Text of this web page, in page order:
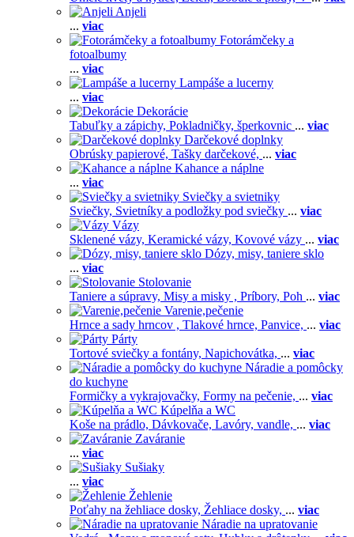
Anjeli
... viac
Fotorámčeky a
fotoalbumy
... viac
Lampáše a lucerny
... viac
Dekorácie
Tabuľky a zápichy, Pokladničky, šperkovnic ... viac
Darčekové doplnky
Obrúsky papierové, Tašky darčekové, ... viac
Kahance a náplne
... viac
Sviečky a svietniky
Sviečky, Svietníky a podložky pod sviečky ... viac
Vázy
Sklenené vázy, Keramické vázy, Kovové vázy ... viac
Dózy, misy, taniere sklo
... viac
Stolovanie
Taniere a súpravy, Misy a misky , Príbory, Poh ... viac
Varenie,pečenie
Hrnce a sady hrncov , Tlakové hrnce, Panvice, ... viac
Párty
Tortové sviečky a fontány, Napichovátka, ... viac
Náradie a pomôcky
do kuchyne
Formičky a vykrajovačky, Formy na pečenie, ... viac
Kúpelňa a WC
Koše na prádlo, Dávkovače, Lavóry, vandle, ... viac
Zaváranie
... viac
Sušiaky
... viac
Žehlenie
Poťahy na žehliace dosky, Žehliace dosky, ... viac
Náradie na upratovanie